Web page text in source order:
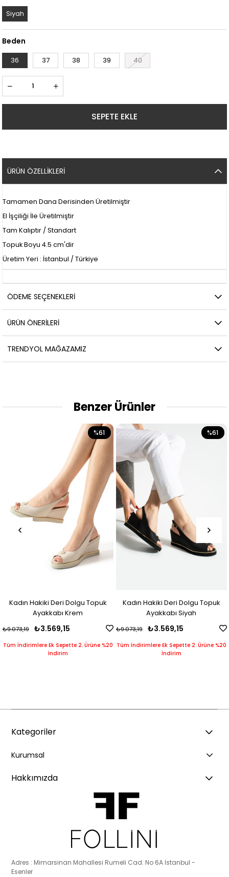
Siyah
Beden
36 37 38 39 40
ÜRÜN ÖZELLIKLERI
Tamamen Dana Derisinden Üretilmiştir
El İşçiliği İle Üretilmiştir
Tam Kalıptır / Standart
Topuk Boyu 4.5 cm'dir
Üretim Yeri : İstanbul / Türkiye
ÖDEME SEÇENEKLERI
ÜRÜN ÖNERILERI
TRENDYOL MAĞAZAMIZ
Benzer Ürünler
Deri Dolgu Topuk
Krem
Ek Sepette 2. Ürüne %20
Kadın Hakiki Deri Dolgu Topuk
Ayakkabı Siyah
₺3.569,15
Tüm İndirimlere Ek Sepette 2. Ürüne %20
Kadın
Tüm
Kategoriler
Kurumsal
Hakkımızda
Adres : Mimarsinan Mahallesi Rumeli Cad. No 6A İstanbul -
Esenler